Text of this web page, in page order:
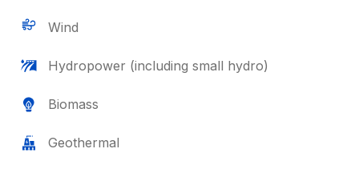
Wind
Hydropower (including small hydro)
Biomass
Geothermal